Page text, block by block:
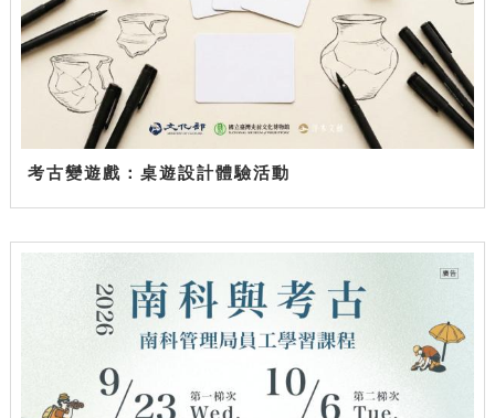
考古變遊戲：桌遊設計體驗活動